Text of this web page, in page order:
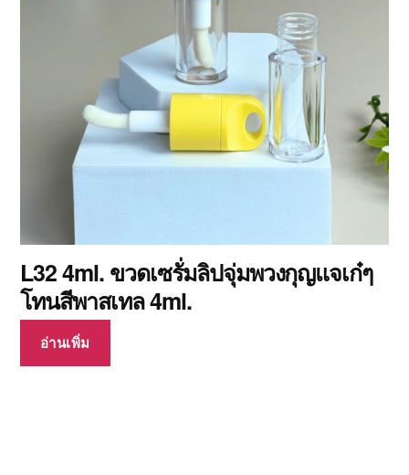
L32 4ml. ขวดเซรั่มลิปจุ่มพวงกุญแจเก๋ๆ
โทนสีพาสเทล 4ml.
อ่านเพิ่ม